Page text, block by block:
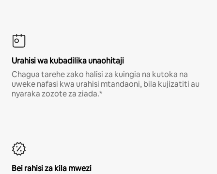
Urahisi wa kubadilika unaohitaji
Chagua tarehe zako halisi za kuingia na kutoka na
uweke nafasi kwa urahisi mtandaoni, bila kujizatiti au
nyaraka zozote za ziada.*
Bei rahisi za kila mwezi